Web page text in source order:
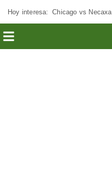
Hoy interesa: Chicago vs Necaxa